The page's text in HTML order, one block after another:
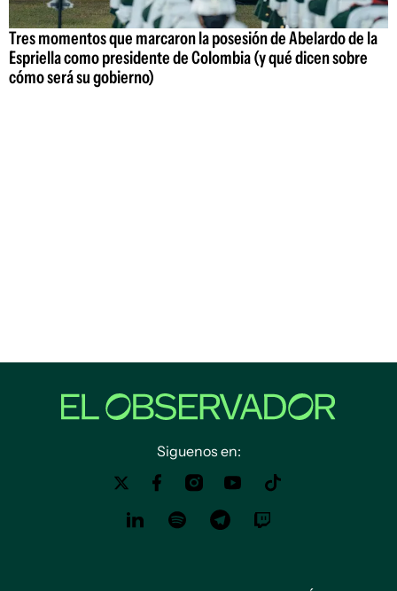
Tres momentos que marcaron la posesión de Abelardo de la
Espriella como presidente de Colombia (y qué dicen sobre
cómo será su gobierno)
Siguenos en: